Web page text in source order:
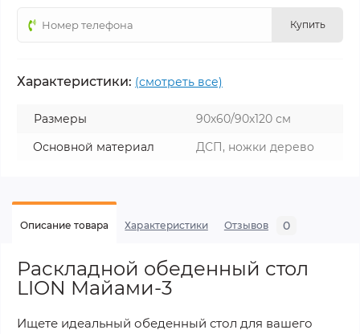
Купить
Характеристики: (смотреть все)
Размеры
90х60/90х120 см
Основной материал
ДСП, ножки дерево
Описание товара Характеристики Отзывов 0
Раскладной обеденный стол
LION Майами-3
Ищете идеальный обеденный стол для вашего